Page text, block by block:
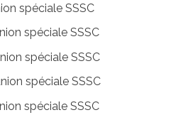
spéciale SSSC
spéciale SSSC
spéciale SSSC
spéciale SSSC
spéciale SSSC